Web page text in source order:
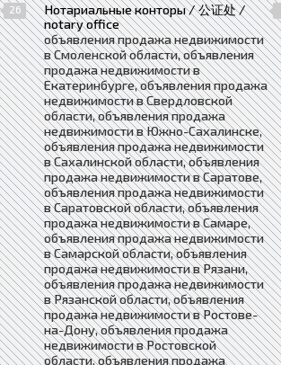
26
Нотариальные конторы / 公证处 /
notary office
объявления продажа недвижимости
в Смоленской области, объявления
продажа недвижимости в
Екатеринбурге, объявления продажа
недвижимости в Свердловской
области, объявления продажа
недвижимости в Южно-Сахалинске,
объявления продажа недвижимости
в Сахалинской области, объявления
продажа недвижимости в Саратове,
объявления продажа недвижимости
в Саратовской области, объявления
продажа недвижимости в Самаре,
объявления продажа недвижимости
в Самарской области, объявления
продажа недвижимости в Рязани,
объявления продажа недвижимости
в Рязанской области, объявления
продажа недвижимости в Ростове-
на-Дону, объявления продажа
недвижимости в Ростовской
области, объявления продажа